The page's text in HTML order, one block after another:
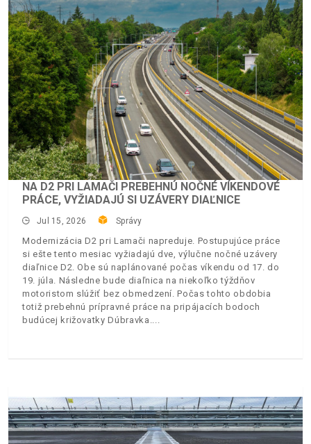
NA D2 PRI LAMAČI PREBEHNÚ NOČNÉ VÍKENDOVÉ
PRÁCE, VYŽIADAJÚ SI UZÁVERY DIAĽNICE
Jul 15, 2026 Správy
Modernizácia D2 pri Lamači napreduje. Postupujúce práce
si ešte tento mesiac vyžiadajú dve, výlučne nočné uzávery
diaľnice D2. Obe sú naplánované počas víkendu od 17. do
19. júla. Následne bude diaľnica na niekoľko týždňov
motoristom slúžiť bez obmedzení. Počas tohto obdobia
totiž prebehnú prípravné práce na pripájacích bodoch
budúcej križovatky Dúbravka.